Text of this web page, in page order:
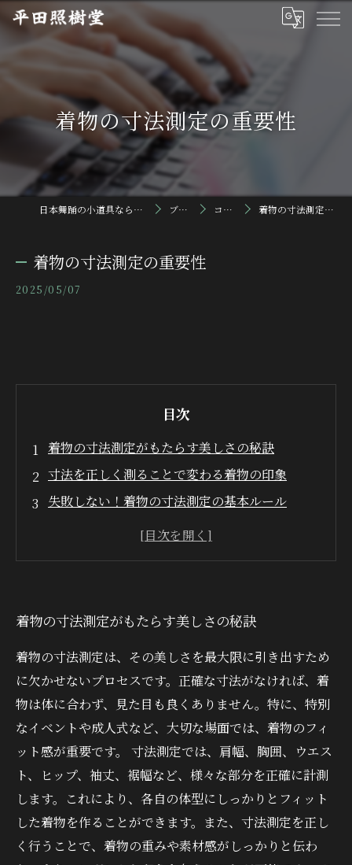
着物の寸法測定の重要性
日本舞踊の小道具なら平田照樹堂 ブログ コラム 着物の寸法測定の重要性
着物の寸法測定の重要性
2025/05/07
目次
着物の寸法測定がもたらす美しさの秘訣
寸法を正しく測ることで変わる着物の印象
失敗しない！着物の寸法測定の基本ルール
心地よさのために知っておきたい着物の寸法ノ
着物の寸法測定の重要性、そしてあなたにでき
ること
美しい着物ライフの始まり：寸法測定をマスタ
ーしよう
着物の寸法測定がもたらす美しさの秘訣
着物の寸法測定は、その美しさを最大限に引き出すため
に欠かせないプロセスです。正確な寸法がなければ、着
物は体に合わず、見た目も良くありません。特に、特別
なイベントや成人式など、大切な場面では、着物のフィ
ット感が重要です。 寸法測定では、肩幅、胸囲、ウエス
ト、ヒップ、袖丈、裾幅など、様々な部分を正確に計測
します。これにより、各自の体型にしっかりとフィット
した着物を作ることができます。また、寸法測定を正し
く行うことで、着物の重みや素材感がしっかりと伝わ